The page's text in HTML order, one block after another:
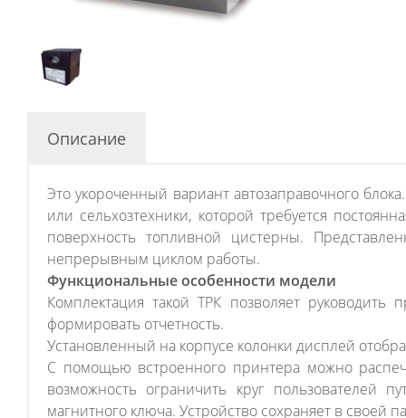
Описание
Это укороченный вариант автозаправочного
или сельхозтехники, которой требуется
поверхность топливной цистерны.
непрерывным циклом работы.
Функциональные особенности модели
Комплектация такой ТРК позволяет
формировать отчетность.
Установленный на корпусе колонки дисплей
С помощью встроенного принтера можно
возможность ограничить круг пользователей
магнитного ключа. Устройство сохраняет в